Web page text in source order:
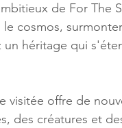
de For The
cosmos,
héritage qui
visitée offre de
des créatures et